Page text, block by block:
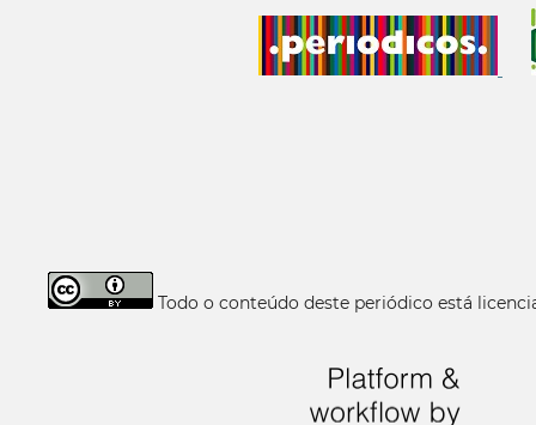
Todo o conteúdo deste periódico está